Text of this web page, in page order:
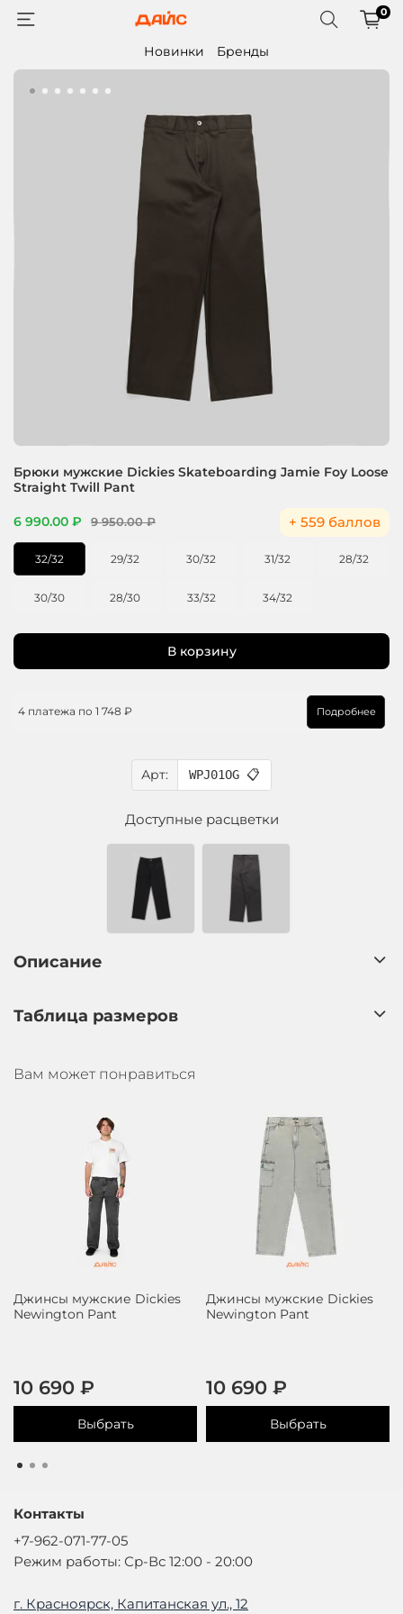
0
Новинки Бренды
Брюки мужские Dickies Skateboarding Jamie Foy Loose
Straight Twill Pant
6 990.00 ₽ 9 950.00 ₽ + 559 баллов
Арт: WPJ01OG 📋
В корзину
4 платежа по 1 748 ₽ Подробнее
32/32 29/32 30/32 31/32 28/32
30/30 28/30 33/32 34/32
Доступные расцветки
Описание
Таблица размеров
Вам может понравиться
Джинсы мужские Dickies
Newington Pant
10 690 ₽
Выбрать
Джинсы мужские Dickies
Newington Pant
10 690 ₽
Выбрать
Контакты
+7-962-071-77-05
Режим работы: Ср-Вс 12:00 - 20:00
г. Красноярск, Капитанская ул., 12